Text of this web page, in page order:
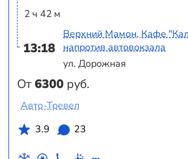
2 ч 42 м
13:18
От6300 руб.
Верхний Мамон, Кафе
напротив автовокзала
ул. Дорожная
Авто-Тревел
3.9
23